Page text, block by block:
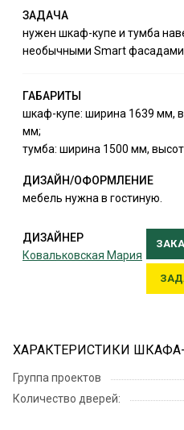
ЗАДАЧА
нужен шкаф-купе и тумба
необычными Smart фасадами.
ГАБАРИТЫ
шкаф-купе: ширина 1639 мм,
мм;
тумба: ширина 1500 мм,
ДИЗАЙН/ОФОРМЛЕНИЕ
мебель нужна в гостиную.
ДИЗАЙНЕР
Ковальковская Мария
ХАРАКТЕРИСТИКИ
Группа проектов
Количество дверей: